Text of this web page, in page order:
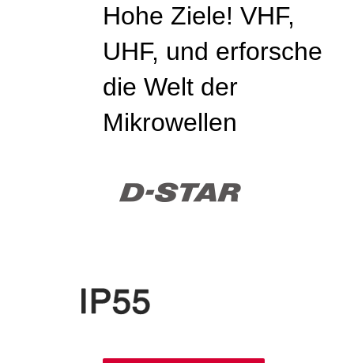
Hohe Ziele! VHF,
UHF, und erforsche
die Welt der
Mikrowellen